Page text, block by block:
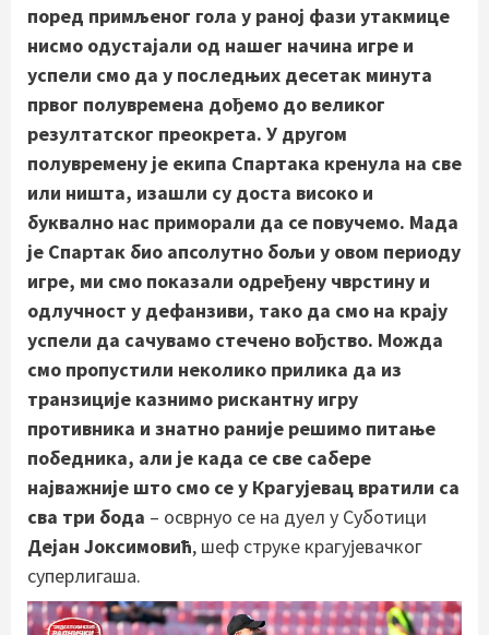
поред примљеног гола у раној фази утакмице
нисмо одустајали од нашег начина игре и
успели смо да у последњих десетак минута
првог полувремена дођемо до великог
резултатског преокрета. У другом
полувремену је екипа Спартака кренула на све
или ништа, изашли су доста високо и
буквално нас приморали да се повучемо. Мада
је Спартак био апсолутно бољи у овом периоду
игре, ми смо показали одређену чврстину и
одлучност у дефанзиви, тако да смо на крају
успели да сачувамо стечено вођство. Можда
смо пропустили неколико прилика да из
транзиције казнимо рискантну игру
противника и знатно раније решимо питање
победника, али је када се све сабере
најважније што смо се у Крагујевац вратили са
сва три бода – осврнуо се на дуел у Суботици
Дејан Јоксимовић, шеф струке крагујевачког
суперлигаша.